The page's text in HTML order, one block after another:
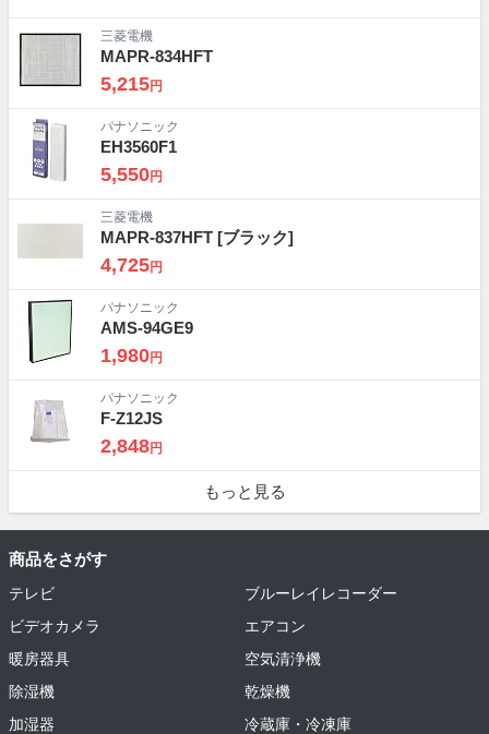
三菱電機
MAPR-834HFT
5,215円
パナソニック
EH3560F1
5,550円
三菱電機
MAPR-837HFT [ブラック]
4,725円
パナソニック
AMS-94GE9
1,980円
パナソニック
F-Z12JS
2,848円
もっと見る
商品をさがす
テレビ
ブルーレイレコーダー
ビデオカメラ
エアコン
暖房器具
空気清浄機
除湿機
乾燥機
加湿器
冷蔵庫・冷凍庫